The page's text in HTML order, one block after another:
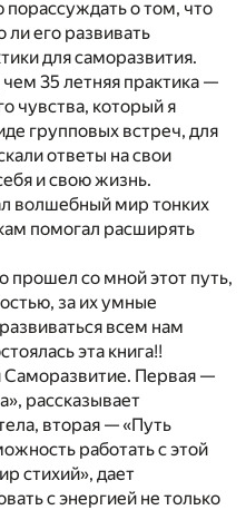
порассуждать о том, что
его развивать
для саморазвития.
35 летняя практика —
чувства, который я
групповых встреч, для
ответы на свои
и свою жизнь.
волшебный мир тонких
помогал расширять
прошел со мной этот путь,
за их умные
всем нам
эта книга!!
Саморазвитие. Первая —
рассказывает
вторая — «Путь
работать с этой
стихий», дает
с энергией не только